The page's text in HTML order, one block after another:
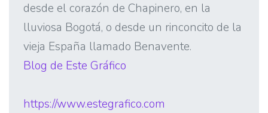
desde el corazón de Chapinero, en la
lluviosa Bogotá, o desde un rinconcito de la
vieja España llamado Benavente.
Blog de Este Gráfico
https://www.estegrafico.com